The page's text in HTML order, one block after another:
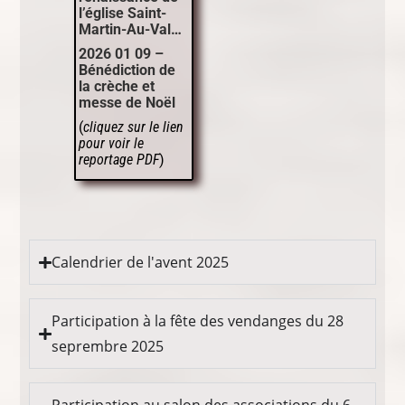
l’église Saint-
Martin-Au-Val…
2026 01 09 –
Bénédiction de
la crèche et
messe de Noël
(cliquez sur le lien
pour voir le
reportage PDF)
Calendrier de l'avent 2025
Participation à la fête des vendanges du 28
seprembre 2025